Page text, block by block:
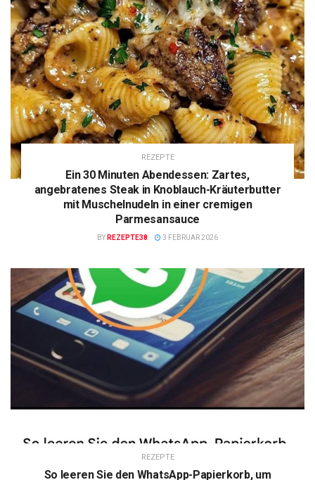
REZEPTE
Ein 30 Minuten Abendessen: Zartes,
angebratenes Steak in Knoblauch-Kräuterbutter
mit Muschelnudeln in einer cremigen
Parmesansauce
BY REZEPTE38 3 FEBRUAR 2026
REZEPTE
So leeren Sie den WhatsApp-Papierkorb, um